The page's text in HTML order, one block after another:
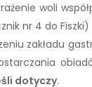
woli
nr 4 do Fiszki)
zakładu
dotyczy.